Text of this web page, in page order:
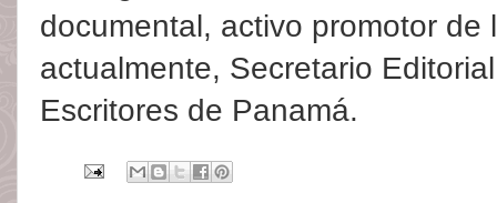
documental, activo promotor de
actualmente, Secretario
Escritores de Panamá.